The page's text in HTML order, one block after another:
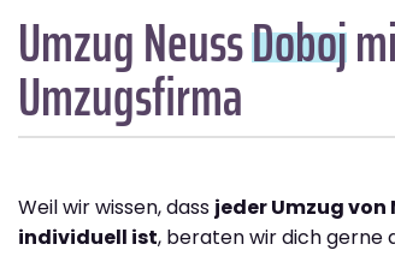
Umzug NeussDoboj
Umzugsfirma
Weil wir wissen, dass jeder Umzug von
individuell ist, beraten wir dich gerne